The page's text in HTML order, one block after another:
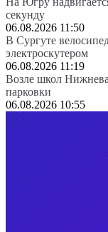
секунду
06.08.2026 11:50
В Сургуте
электроскутером
06.08.2026 11:19
Возле школ
парковки
06.08.2026 10:55